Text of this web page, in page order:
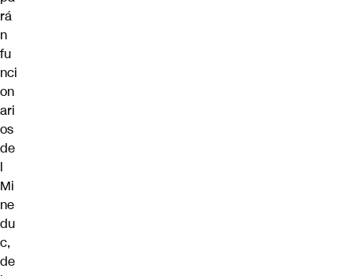
rá
n
fu
nci
on
ari
os
de
l
Mi
ne
du
c,
de